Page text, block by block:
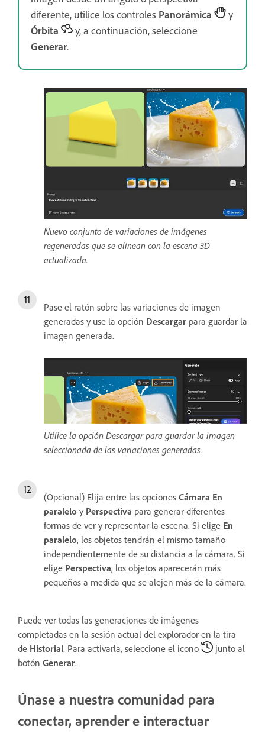
diferente, utilice los controles Panorámica
y
Órbita
y, a continuación, seleccione
Generar.
Nuevo conjunto de variaciones de imágenes
regeneradas que se alinean con la escena 3D
actualizada.
Pase el ratón sobre las variaciones de imagen
generadas y use la opción Descargar para guardar la
imagen generada.
Utilice la opción Descargar para guardar la imagen
seleccionada de las variaciones generadas.
(Opcional) Elija entre las opciones Cámara En
paralelo y Perspectiva para generar diferentes
formas de ver y representar la escena. Si elige En
paralelo, los objetos tendrán el mismo tamaño
independientemente de su distancia a la cámara. Si
elige Perspectiva, los objetos aparecerán más
pequeños a medida que se alejen más de la cámara.
Puede ver todas las generaciones de imágenes
completadas en la sesión actual del explorador en la tira
de Historial. Para activarla, seleccione el icono
junto al
botón Generar.
Únase a nuestra comunidad para
conectar, aprender e interactuar